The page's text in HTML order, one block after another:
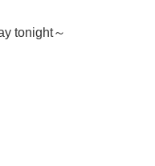
tonight～